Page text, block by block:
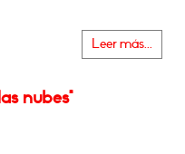
Leer más...
nubes"